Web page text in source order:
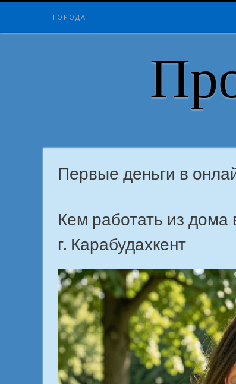
Skip
content
ГОРОДА:
Первые деньги в
Кем работать из
г. Карабудахкент